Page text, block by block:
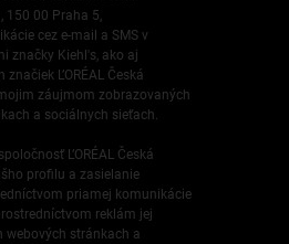
150 00 Praha 5,
cez e-mail a SMS v
značky Kiehl's, ako aj
L’ORÉAL Česká
záujmom zobrazovaných
a sociálnych sieťach.
L’ORÉAL Česká
profilu a zasielanie
priamej komunikácie
reklám jej
webových stránkach a